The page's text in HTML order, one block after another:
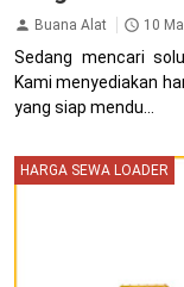
Buana Alat 10
Sedang mencari
Kami menyediakan
yang siap mendu...
HARGA SEWA LOADER